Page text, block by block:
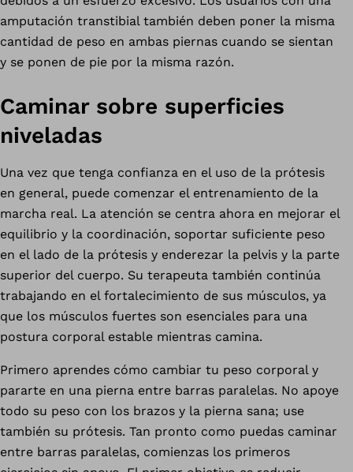
amputación transtibial también deben poner la misma
cantidad de peso en ambas piernas cuando se sientan
y se ponen de pie por la misma razón.
Caminar sobre superficies
niveladas
Una vez que tenga confianza en el uso de la prótesis
en general, puede comenzar el entrenamiento de la
marcha real. La atención se centra ahora en mejorar el
equilibrio y la coordinación, soportar suficiente peso
en el lado de la prótesis y enderezar la pelvis y la parte
superior del cuerpo. Su terapeuta también continúa
trabajando en el fortalecimiento de sus músculos, ya
que los músculos fuertes son esenciales para una
postura corporal estable mientras camina.
Primero aprendes cómo cambiar tu peso corporal y
pararte en una pierna entre barras paralelas. No apoye
todo su peso con los brazos y la pierna sana; use
también su prótesis. Tan pronto como puedas caminar
entre barras paralelas, comienzas los primeros